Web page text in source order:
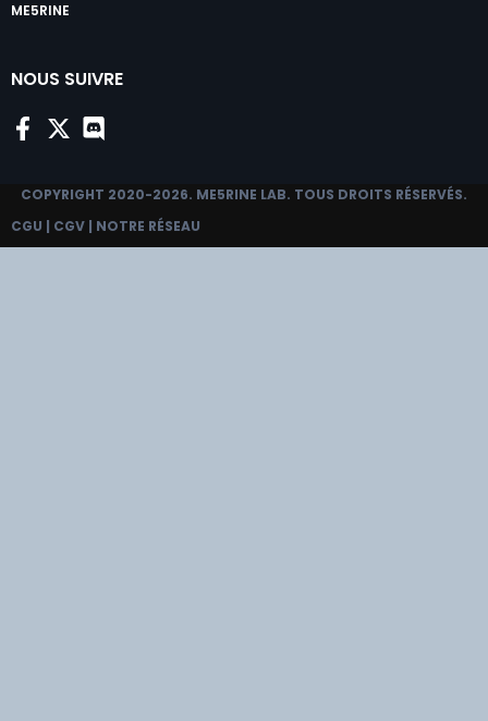
ME5RINE
NOUS SUIVRE
COPYRIGHT 2020-2026. ME5RINE LAB. TOUS DROITS RÉSERVÉS.
CGU | CGV | NOTRE RÉSEAU